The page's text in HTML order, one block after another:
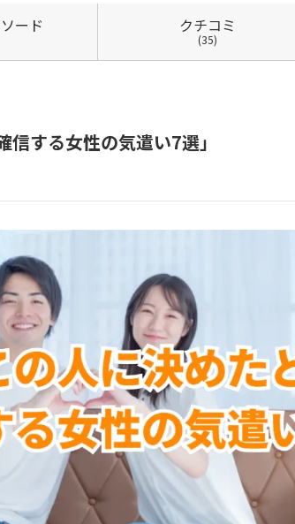
ード クチコミ
(35)
信する女性の気遣い7選」